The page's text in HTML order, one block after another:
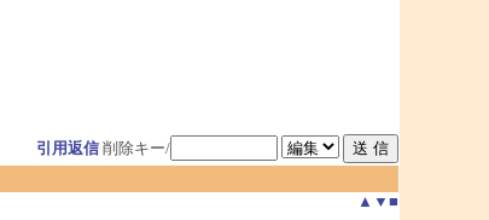
引用返信 削除キー/
▲ ▼ ■